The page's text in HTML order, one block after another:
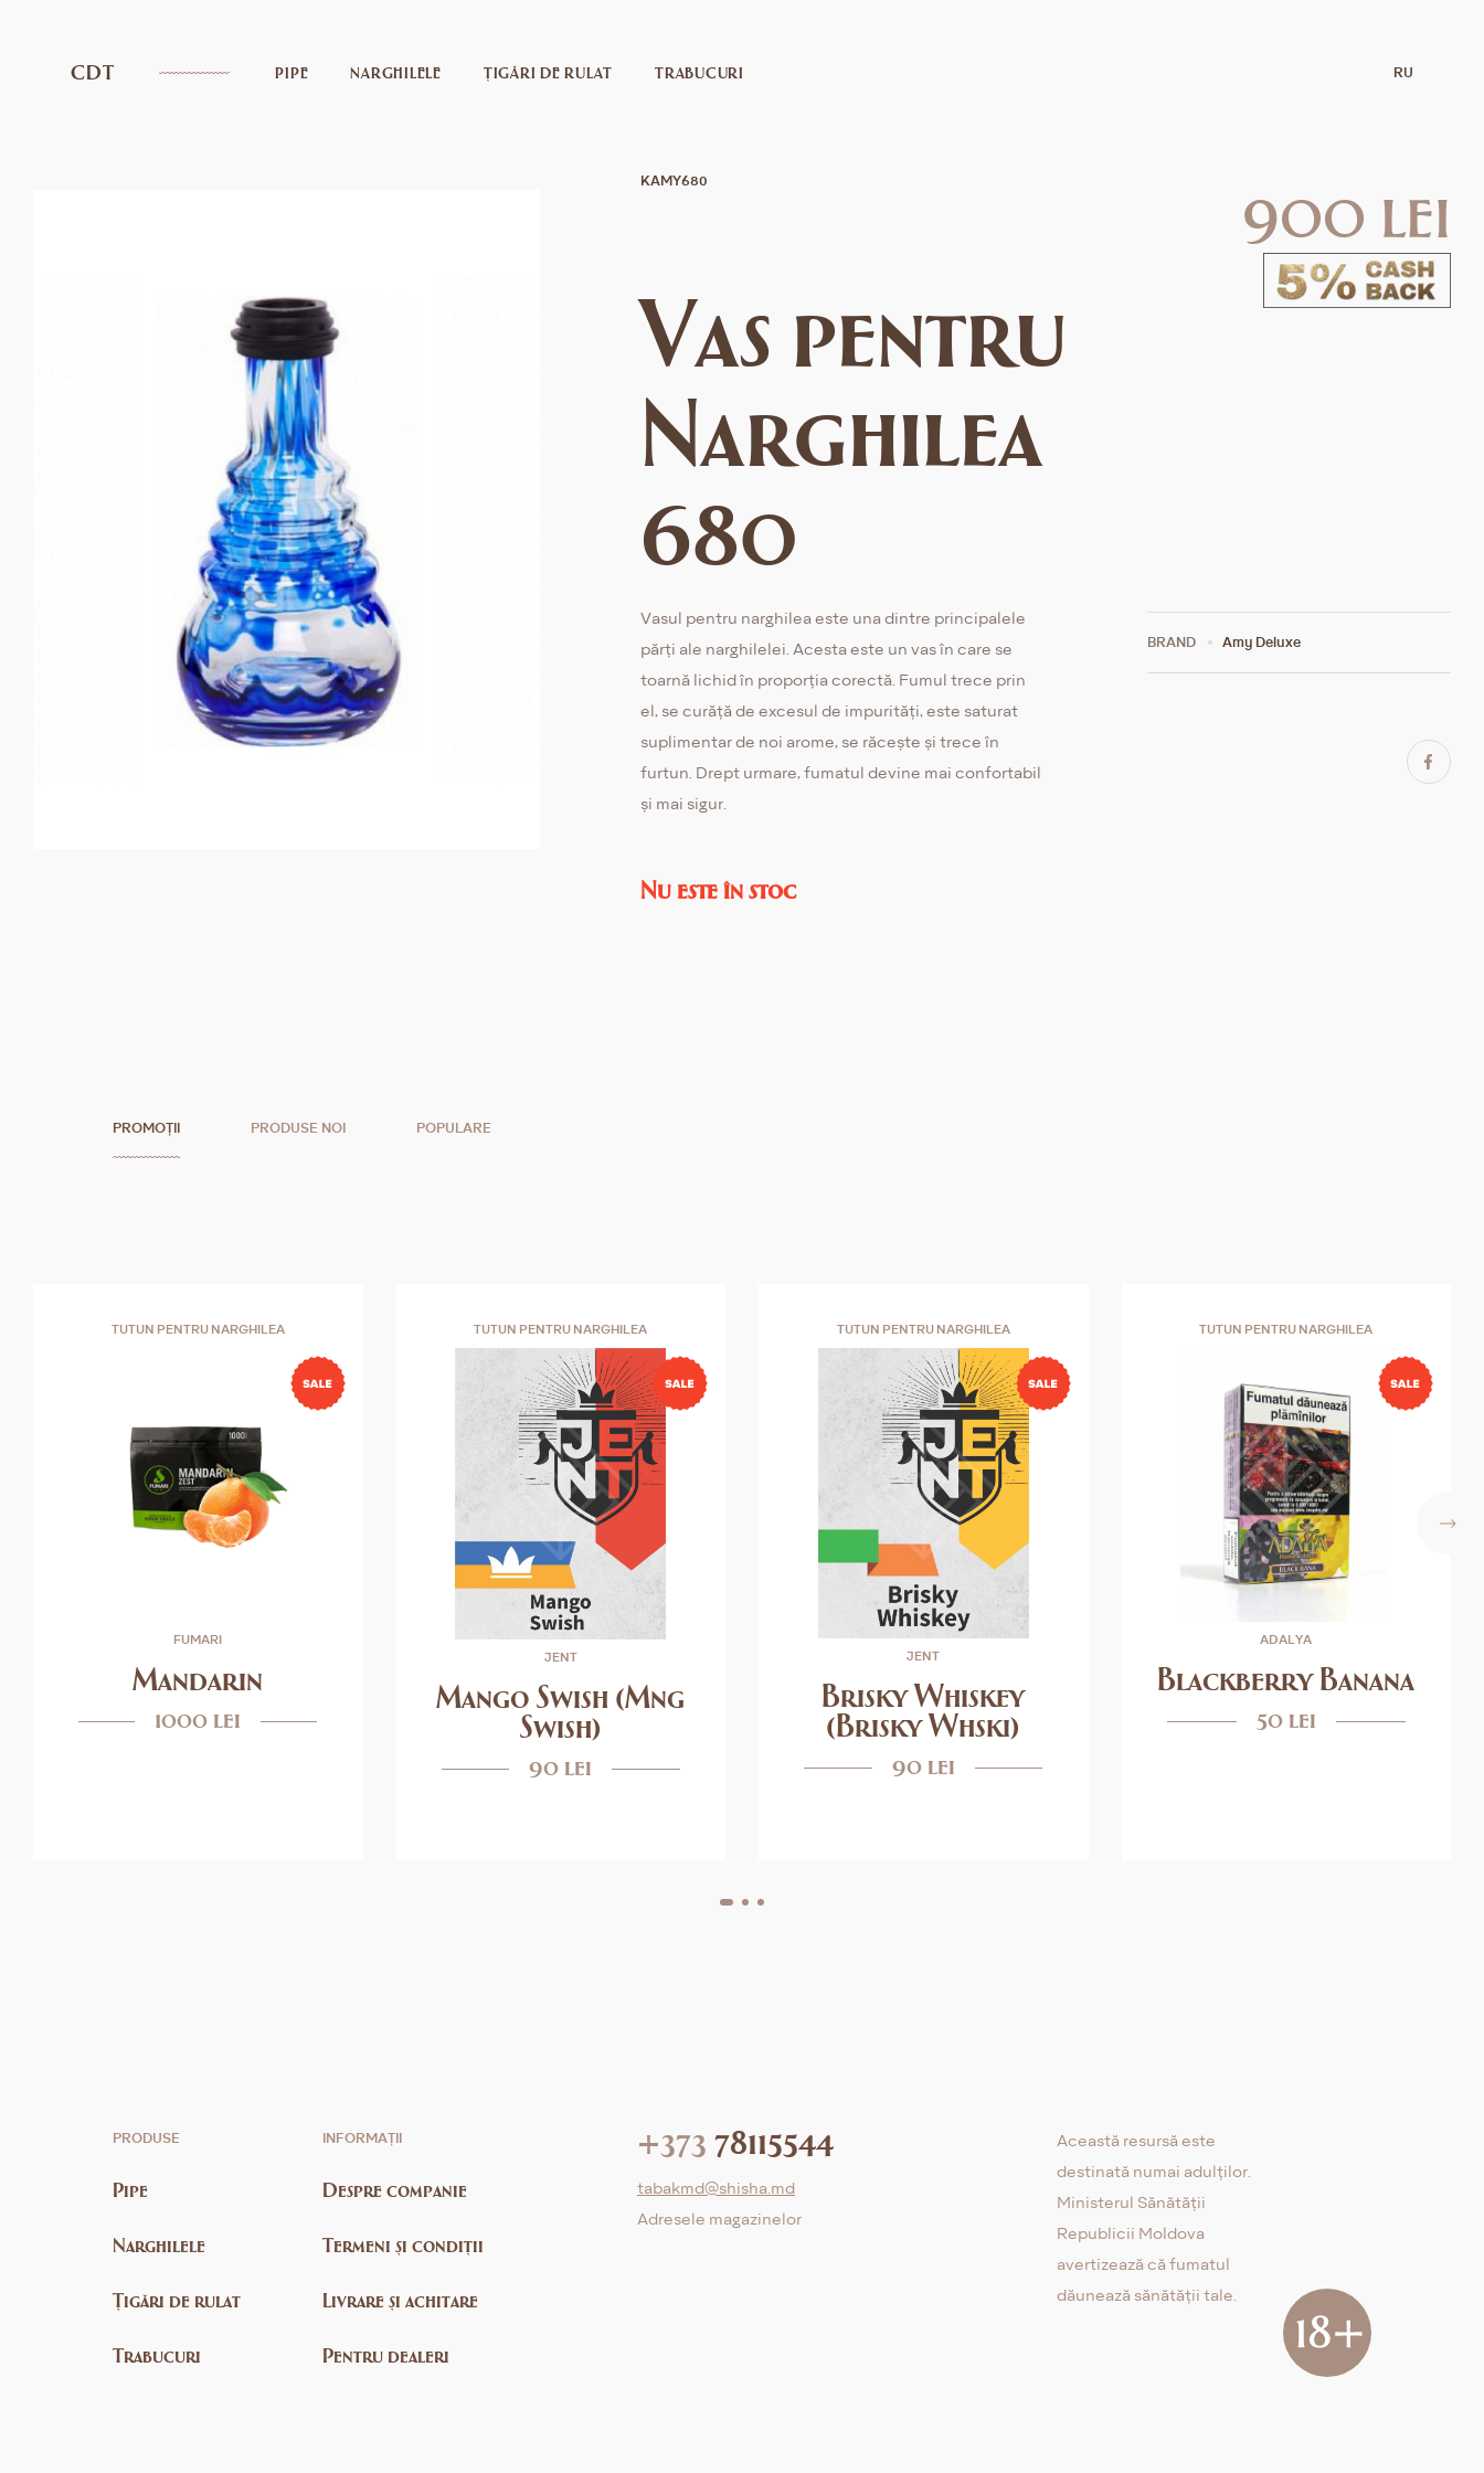
CDT PIPE NARGHILELE ȚIGĂRI DE RULAT TRABUCURI RU
KAMY680
Vas pentru
Narghilea
680
900 lei
Vasul pentru narghilea este una dintre principalele
părți ale narghilelei. Acesta este un vas în care se
toarnă lichid în proporția corectă. Fumul trece prin
el, se curăță de excesul de impurități, este saturat
suplimentar de noi arome, se răcește și trece în
furtun. Drept urmare, fumatul devine mai confortabil
și mai sigur.
Nu este în stoc
BRAND Amy Deluxe
PROMOȚII PRODUSE NOI POPULARE
TUTUN PENTRU NARGHILEA
FUMARI
Mandarin
1000 lei
TUTUN PENTRU NARGHILEA
JENT
Mango Swish (Mng
Swish)
90 lei
TUTUN PENTRU NARGHILEA
JENT
Brisky Whiskey
(Brisky Whski)
90 lei
TUTUN PENTRU NARGHILEA
ADALYA
Blackberry Banana
50 lei
PRODUSE
Pipe
Narghilele
Țigări de rulat
Trabucuri
INFORMAȚII
Despre companie
Termeni și condiții
Livrare și achitare
Pentru dealeri
+373 78115544
tabakmd@shisha.md
Adresele magazinelor
Această resursă este
destinată numai adulților.
Ministerul Sănătății
Republicii Moldova
avertizează că fumatul
dăunează sănătății tale.